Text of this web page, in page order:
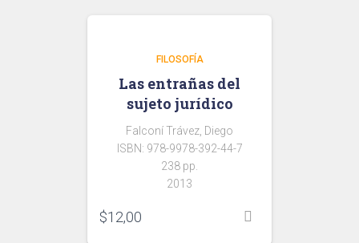
FILOSOFÍA
Las entrañas del
sujeto jurídico
Falconí Trávez, Diego
ISBN: 978-9978-392-44-7
238 pp.
2013
$12,00